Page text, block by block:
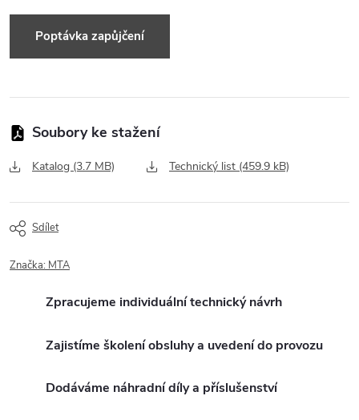
Dotaz k produktu
Katalog (3.7 MB) Technický list (459.9 kB)
Sdílet
Značka: MTA
Zpracujeme individuální technický návrh
Zajistíme školení obsluhy a uvedení do provozu
Dodáváme náhradní díly a příslušenství